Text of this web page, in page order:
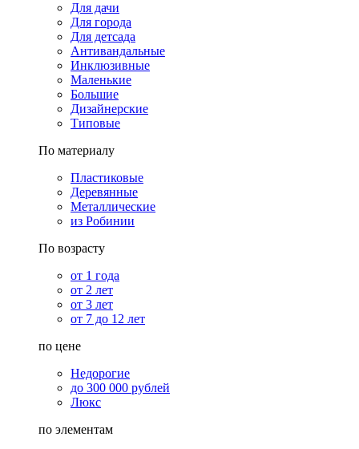
Для дачи
Для города
Для детсада
Антивандальные
Инклюзивные
Маленькие
Большие
Дизайнерские
Типовые
По материалу
Пластиковые
Деревянные
Металлические
из Робинии
По возрасту
от 1 года
от 2 лет
от 3 лет
от 7 до 12 лет
по цене
Недорогие
до 300 000 рублей
Люкс
по элементам